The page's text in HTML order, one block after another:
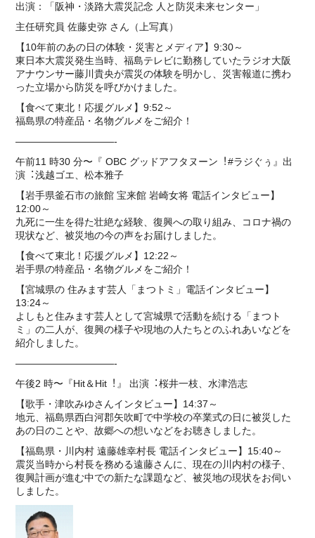
出演：「阪神・淡路大震災記念 人と防災未来センター」
主任研究員 佐藤史弥 さん（上写真）
【10年前のあの⽇の体験・災害とメディア】9:30～
東⽇本⼤震災発⽣当時、福島テレビに勤務していたラジオ大阪
アナウンサー藤川貴央が震災の体験を明かし、災害報道に携わ
った⽴場から防災を呼びかけました。
【食べて東北！応援グルメ】9:52～
福島県の特産品・名物グルメをご紹介！
——————————-
午前11 時30 分〜『 OBC グッドアフタヌーン︕#ラジぐぅ』出
演︓浅越ゴエ、松本雅⼦
【岩⼿県釜⽯市の旅館 宝来館 岩崎⼥将 電話インタビュー】
12:00～
九死に⼀⽣を得た壮絶な経験、復興への取り組み、コロナ禍の
現状など、被災地の今の声をお届けしました。
【食べて東北！応援グルメ】12:22～
岩手県の特産品・名物グルメをご紹介！
【宮城県の 住みます芸⼈「まつトミ」電話インタビュー】
13:24～
よしもと住みます芸⼈として宮城県で活動を続ける「まつト
ミ」の⼆⼈が、復興の様⼦や現地の⼈たちとのふれあいなどを
紹介しました。
——————————-
午後2 時〜『Hit＆Hit︕』 出演︓桜井⼀枝、⽔津浩志
【歌⼿・津吹みゆさんインタビュー】14:37～
地元、福島県⻄⽩河郡⽮吹町で中学校の卒業式の⽇に被災した
あの⽇のことや、故郷への想いなどをお聴きしました。
【福島県・川内村 遠藤雄幸村⻑ 電話インタビュー】15:40～
震災当時から村⻑を務める遠藤さんに、現在の川内村の様⼦、
復興計画が進む中での新たな課題など、被災地の現状をお伺い
しました。